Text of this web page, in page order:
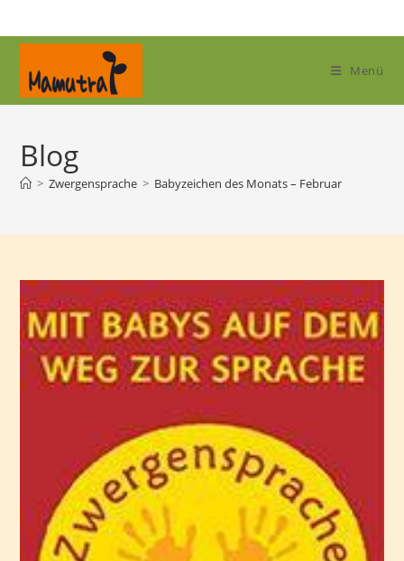
Inhalt
Menü
Blog
> Zwergensprache > Babyzeichen des Monats – Februar